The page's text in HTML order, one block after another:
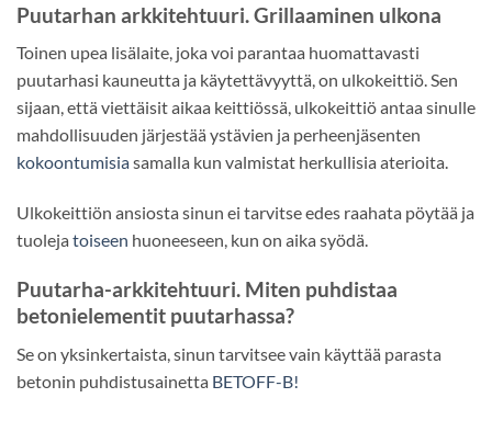
Puutarhan arkkitehtuuri. Grillaaminen ulkona
Toinen upea lisälaite, joka voi parantaa huomattavasti
puutarhasi kauneutta ja käytettävyyttä, on ulkokeittiö. Sen
sijaan, että viettäisit aikaa keittiössä, ulkokeittiö antaa sinulle
mahdollisuuden järjestää ystävien ja perheenjäsenten
kokoontumisiasamalla kun valmistat herkullisia aterioita.
Ulkokeittiön ansiosta sinun ei tarvitse edes raahata pöytää ja
tuoleja toiseen huoneeseen, kun on aika syödä.
Puutarha-arkkitehtuuri. Miten puhdistaa
betonielementit puutarhassa?
Se on yksinkertaista, sinun tarvitsee vain käyttää parasta
betonin puhdistusainetta BETOFF-B!